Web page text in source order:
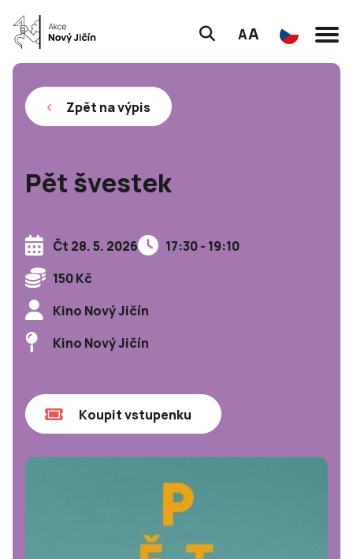
AA
Zpět na výpis
Pět švestek
Čt 28. 5. 2026
17:30 - 19:10
150 Kč
Kino Nový Jičín
Kino Nový Jičín
Koupit vstupenku